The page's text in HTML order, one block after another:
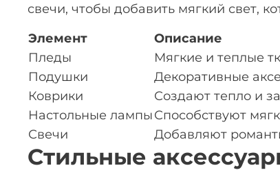
свечи, чтобы добавить мягкий свет,
Элемент
Описание
Пледы
Мягкие и теплые
Подушки
Декоративные
Коврики
Создают тепло и
Настольные лампыСпособствуют
Свечи
Добавляют
Стильные